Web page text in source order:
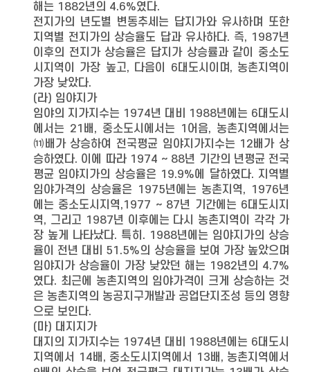
해는 1882년의 4.6%였다.
전지가의 년도별 변동추세는 답지가와 유사하며 또한
지역별 전지가의 상승율도 답과 유사하다. 즉, 1987년
이후의 전지가 상승율은 답지가 상승률과 같이 중소도
시지역이 가장 높고, 다음이 6대도시이며, 농촌지역이
가장 낮았다.
(라) 임야지가
임야의 지가지수는 1974년 대비 1988년에는 6대도시
에서는 21배, 중소도시에서는 1어음, 농촌지역에서는
⑾배가 상승하여 전국평균 임야지가지수는 12배가 상
승하였다. 이에 따라 1974 ∼ 88년 기간의 년평균 전국
평균 임야지가의 상승율은 19.9%에 달하였다. 지역별
임야가격의 상승율은 1975년에는 농촌지역, 1976년
에는 중소도시지역,1977 ∼ 87년 기간에는 6대도시지
역, 그리고 1987년 이후에는 다시 농촌지역이 각각 가
장 높게 나타났다. 특히. 1988년에는 임야지가의 상승
율이 전년 대비 51.5%의 상승율을 보여 가장 높았으며
임야지가 상승율이 가장 낮았던 해는 1982년의 4.7%
였다. 최근에 농촌지역의 임야가격이 크게 상승하는 것
은 농촌지역의 농공지구개발과 공업단지조성 등의 영향
으로 보인다.
(마) 대지지가
대지의 지가지수는 1974년 대비 1988년에는 6대도시
지역에서 14배, 중소도시지역에서 13배, 농촌지역에서